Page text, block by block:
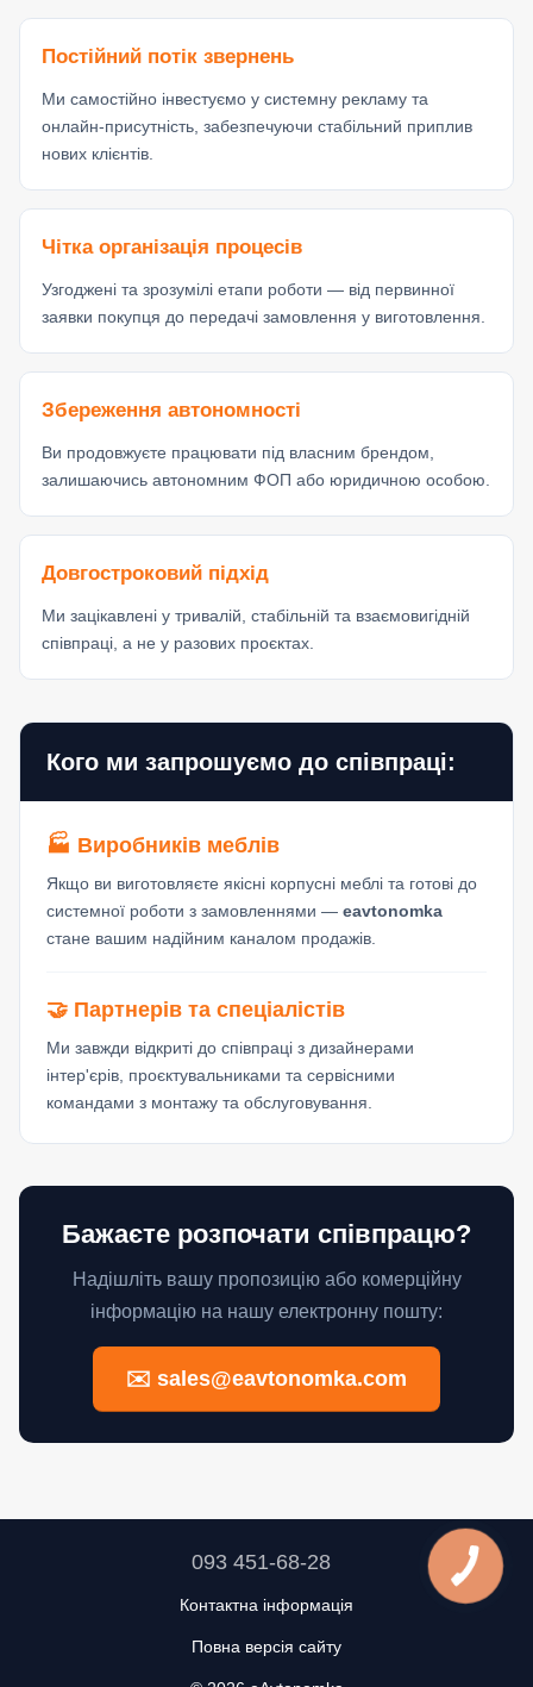
Постійний потік звернень
Ми самостійно інвестуємо у системну рекламу та
онлайн-присутність, забезпечуючи стабільний приплив
нових клієнтів.
Чітка організація процесів
Узгоджені та зрозумілі етапи роботи — від первинної
заявки покупця до передачі замовлення у виготовлення.
Збереження автономності
Ви продовжуєте працювати під власним брендом,
залишаючись автономним ФОП або юридичною особою.
Довгостроковий підхід
Ми зацікавлені у тривалій, стабільній та взаємовигідній
співпраці, а не у разових проєктах.
Кого ми запрошуємо до співпраці:
🏭 Виробників меблів
Якщо ви виготовляєте якісні корпусні меблі та готові до
системної роботи з замовленнями — eavtonomka
стане вашим надійним каналом продажів.
🤝 Партнерів та спеціалістів
Ми завжди відкриті до співпраці з дизайнерами
інтер'єрів, проєктувальниками та сервісними
командами з монтажу та обслуговування.
Бажаєте розпочати співпрацю?
Надішліть вашу пропозицію або комерційну
інформацію на нашу електронну пошту:
✉️ sales@eavtonomka.com
093 451-68-28
Контактна інформація
Повна версія сайту